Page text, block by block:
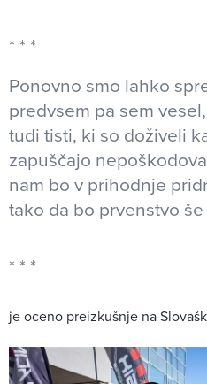
Ponovno smo lahko
predvsem pa sem
tudi tisti, ki so doživeli
zapuščajo
nam bo v prihodnje
tako da bo prvenstvo
je oceno preizkušnje na